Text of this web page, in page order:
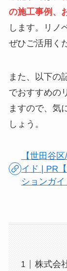
の施工事例、
します。リノ
ぜひご活用く
また、以下の
でおすすめの
ますので、気
しょう。
【世田谷
イド | PR
ションガイ
株式会